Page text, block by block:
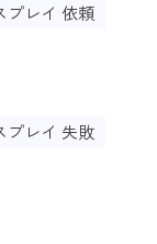
プレイ 依頼
プレイ 失敗